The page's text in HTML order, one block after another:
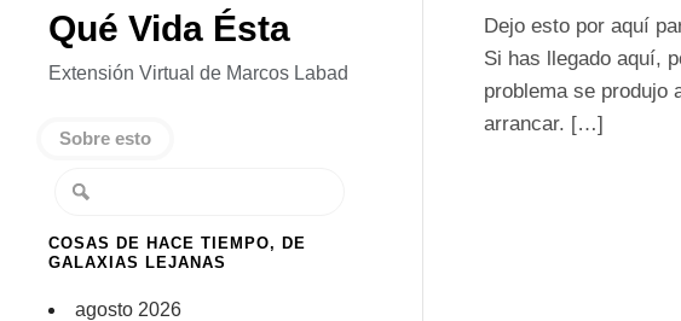
Qué Vida Ésta
Extensión Virtual de Marcos Labad
Sobre esto
COSAS DE HACE TIEMPO, DE
GALAXIAS LEJANAS
agosto 2026
Dejo esto por aquí
Si has llegado aquí,
problema se produjo
arrancar. […]